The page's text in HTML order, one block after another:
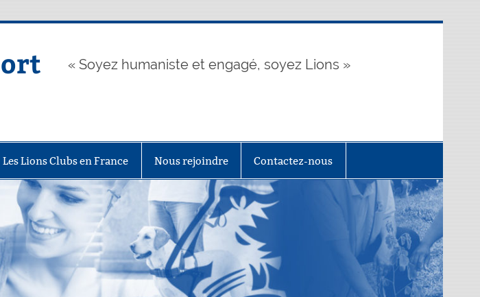
« Soyez humaniste et engagé, soyez Lions »
Les Lions Clubs en France Nous rejoindre Contactez-nous